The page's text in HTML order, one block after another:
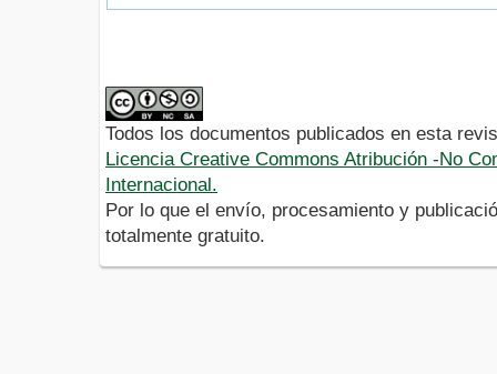
Todos los documentos publicados en esta
Licencia Creative Commons Atribución -No
Internacional.
Por lo que el envío, procesamiento y
totalmente gratuito.